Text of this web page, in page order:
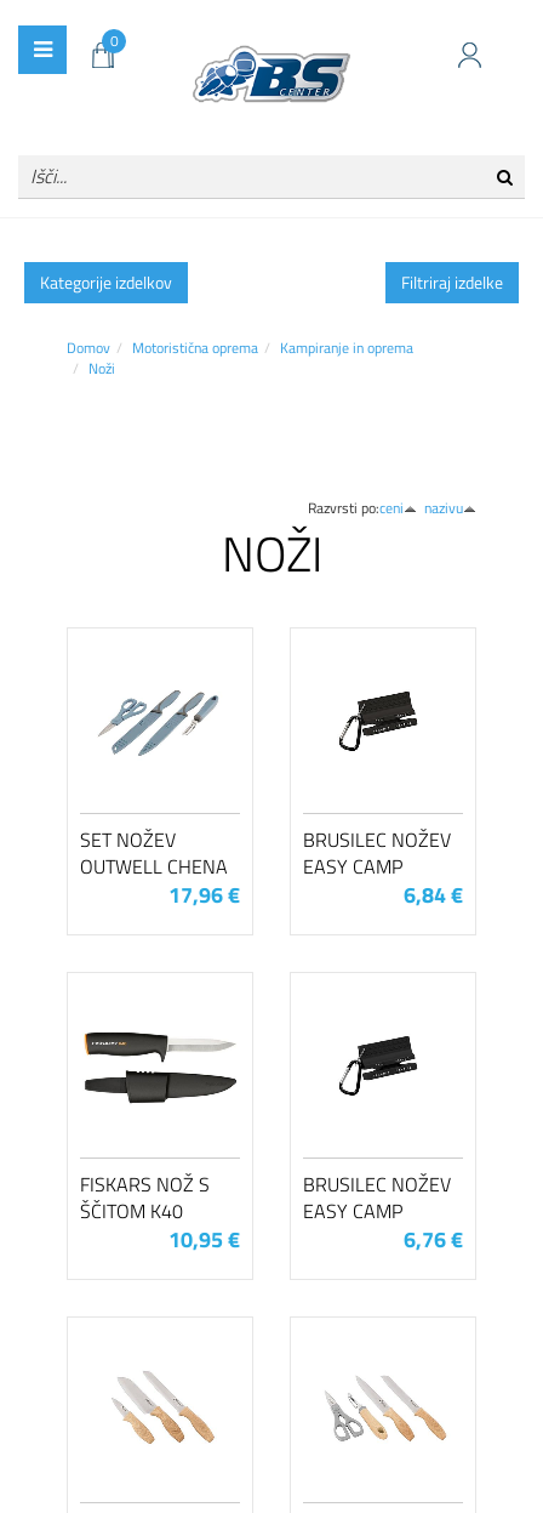
0
Kategorije izdelkov Filtriraj izdelke
Domov Motoristična oprema
Kampiranje in oprema
Noži
Razvrsti po:ceni nazivu
NOŽI
SET NOŽEV
OUTWELL CHENA
17,96 €
BRUSILEC NOŽEV
EASY CAMP
6,84 €
FISKARS NOŽ S
ŠČITOM K40
10,95 €
BRUSILEC NOŽEV
EASY CAMP
6,76 €